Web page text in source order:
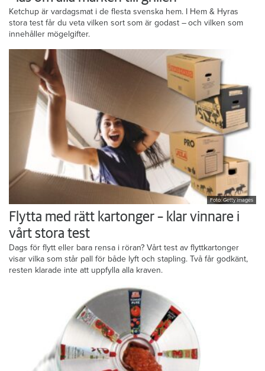
Ketchup är vardagsmat i de flesta svenska hem. I Hem & Hyras
stora test får du veta vilken sort som är godast – och vilken som
innehåller mögelgifter.
Foto: Getty Images
Flytta med rätt kartonger – klar vinnare i
vårt stora test
Dags för flytt eller bara rensa i röran? Vårt test av flyttkartonger
visar vilka som står pall för både lyft och stapling. Två får godkänt,
resten klarade inte att uppfylla alla kraven.